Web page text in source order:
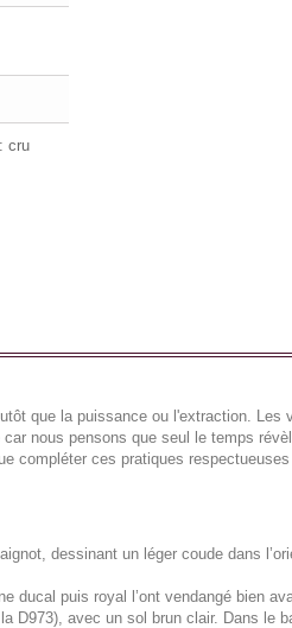
cru
que la puissance ou l'extraction. Les
nous pensons que seul le temps
compléter ces pratiques
dessinant un léger coude dans
puis royal l’ont vendangé bien
D973), avec un sol brun clair. Dans le